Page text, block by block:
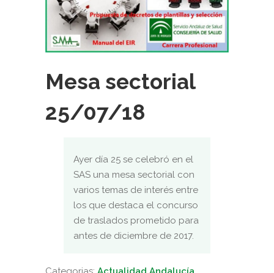
Mesa sectorial
25/07/18
Ayer día 25 se celebró en el
SAS una mesa sectorial con
varios temas de interés entre
los que destaca el concurso
de traslados prometido para
antes de diciembre de 2017.